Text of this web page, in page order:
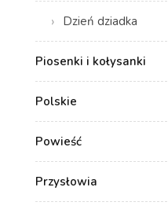
Dzień dziadka
Piosenki i kołysanki
Polskie
Powieść
Przysłowia